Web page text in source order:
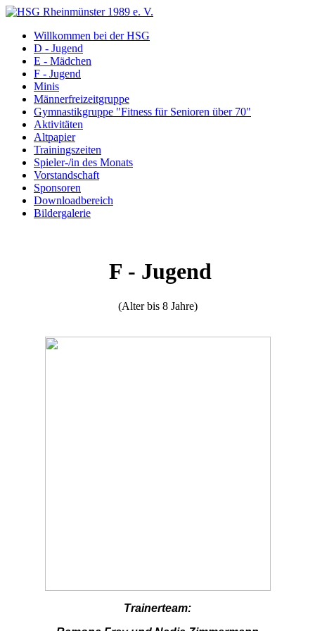
Willkommen bei der HSG
D - Jugend
E - Mädchen
F - Jugend
Minis
Männerfreizeitgruppe
Gymnastikgruppe "Fitness für Senioren über 70"
Aktivitäten
Altpapier
Trainingszeiten
Spieler-/in des Monats
Vorstandschaft
Sponsoren
Downloadbereich
Bildergalerie
F - Jugend
(Alter bis 8 Jahre)
Trainerteam: